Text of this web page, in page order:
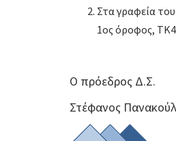
Στα γραφεία
1ος όροφος,
Ο πρόεδρος Δ.Σ.
Στέφανος